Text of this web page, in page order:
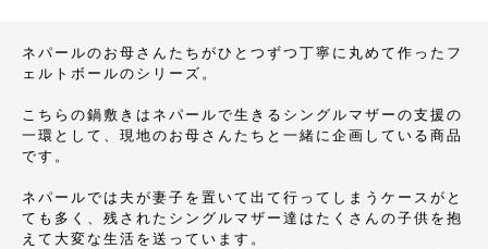
ネパールのお母さんたちがひとつずつ丁寧に丸めて作ったフ
ェルトボールのシリーズ。
こちらの鍋敷きはネパールで生きるシングルマザーの支援の
一環として、現地のお母さんたちと一緒に企画している商品
です。
ネパールでは夫が妻子を置いて出て行ってしまうケースがと
ても多く、残されたシングルマザー達はたくさんの子供を抱
えて大変な生活を送っています。